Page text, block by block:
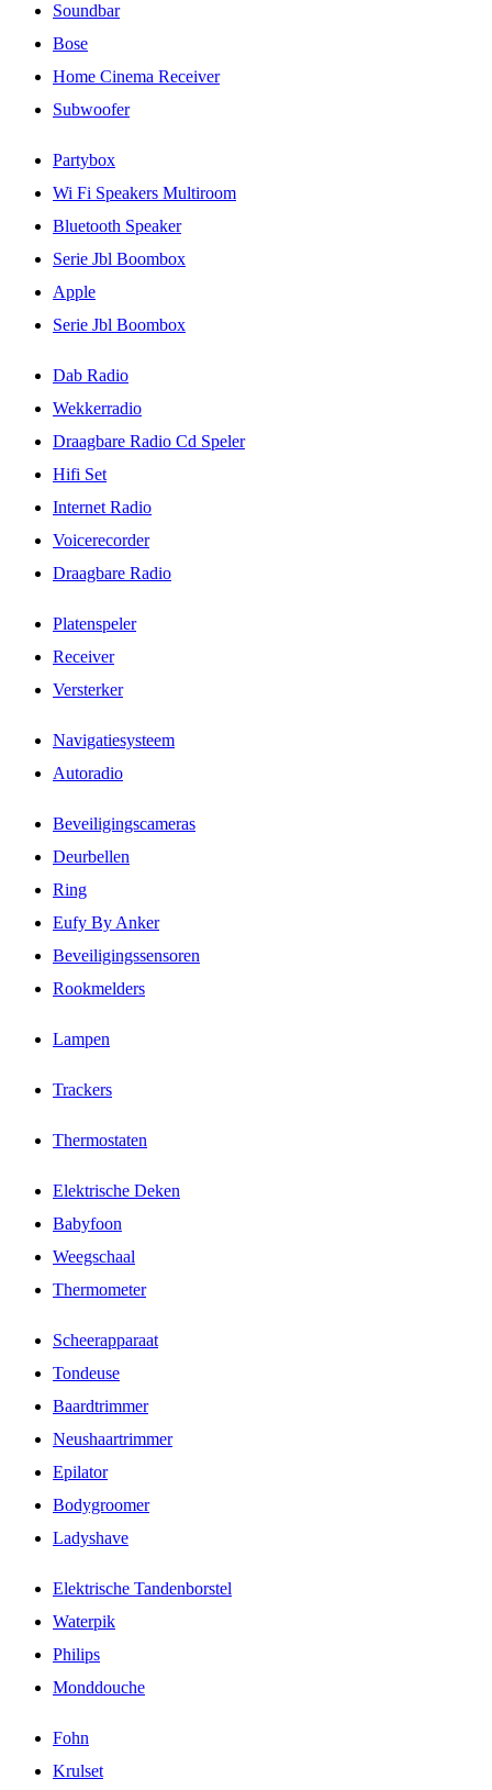
Soundbar
Bose
Home Cinema Receiver
Subwoofer
Partybox
Wi Fi Speakers Multiroom
Bluetooth Speaker
Serie Jbl Boombox
Apple
Serie Jbl Boombox
Dab Radio
Wekkerradio
Draagbare Radio Cd Speler
Hifi Set
Internet Radio
Voicerecorder
Draagbare Radio
Platenspeler
Receiver
Versterker
Navigatiesysteem
Autoradio
Beveiligingscameras
Deurbellen
Ring
Eufy By Anker
Beveiligingssensoren
Rookmelders
Lampen
Trackers
Thermostaten
Elektrische Deken
Babyfoon
Weegschaal
Thermometer
Scheerapparaat
Tondeuse
Baardtrimmer
Neushaartrimmer
Epilator
Bodygroomer
Ladyshave
Elektrische Tandenborstel
Waterpik
Philips
Monddouche
Fohn
Krulset